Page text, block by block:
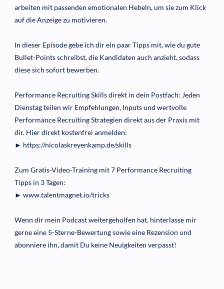
arbeiten mit passenden emotionalen Hebeln, um sie zum Klick
auf die Anzeige zu motivieren.
In dieser Episode gebe ich dir ein paar Tipps mit, wie du gute
Bullet-Points schreibst, die Kandidaten auch anzieht, sodass
diese sich sofort bewerben.
Performance Recruiting Skills direkt in dein Postfach: Jeden
Dienstag teilen wir Empfehlungen, Inputs und wertvolle
Performance Recruiting Strategien direkt aus der Praxis mit
dir. Hier direkt kostenfrei anmelden:
► https://nicolaskreyenkamp.de/skills
Zum Gratis-Video-Training mit 7 Performance Recruiting
Tipps in 3 Tagen:
► www.talentmagnet.io/tricks
Wenn dir mein Podcast weitergeholfen hat, hinterlasse mir
gerne eine 5-Sterne-Bewertung sowie eine Rezension und
abonniere ihn, damit Du keine Neuigkeiten verpasst!